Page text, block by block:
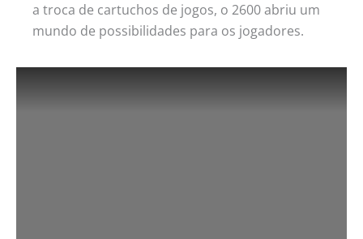
a troca de cartuchos de jogos, o 2600 abriu um
mundo de possibilidades para os jogadores.